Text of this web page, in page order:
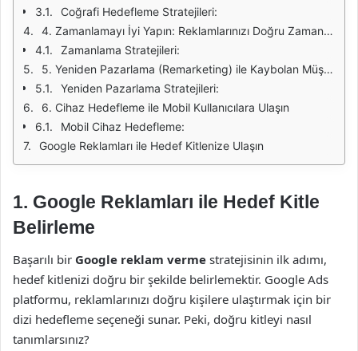
Coğrafi Hedefleme Stratejileri:
4. Zamanlamayı İyi Yapın: Reklamlarınızı Doğru Zamanlarda Gösterin
Zamanlama Stratejileri:
5. Yeniden Pazarlama (Remarketing) ile Kaybolan Müşterileri Geri Kazanın
Yeniden Pazarlama Stratejileri:
6. Cihaz Hedefleme ile Mobil Kullanıcılara Ulaşın
Mobil Cihaz Hedefleme:
Google Reklamları ile Hedef Kitlenize Ulaşın
1. Google Reklamları ile Hedef Kitle
Belirleme
Başarılı bir Google reklam verme stratejisinin ilk adımı,
hedef kitlenizi doğru bir şekilde belirlemektir. Google Ads
platformu, reklamlarınızı doğru kişilere ulaştırmak için bir
dizi hedefleme seçeneği sunar. Peki, doğru kitleyi nasıl
tanımlarsınız?